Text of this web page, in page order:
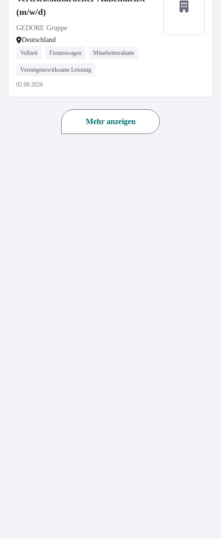
(m/w/d)
GEDORE Gruppe
Deutschland
Vollzeit Firmenwagen Mitarbeiterrabatte
Vermögenswirksame Leistung
02.08.2026
Mehr anzeigen